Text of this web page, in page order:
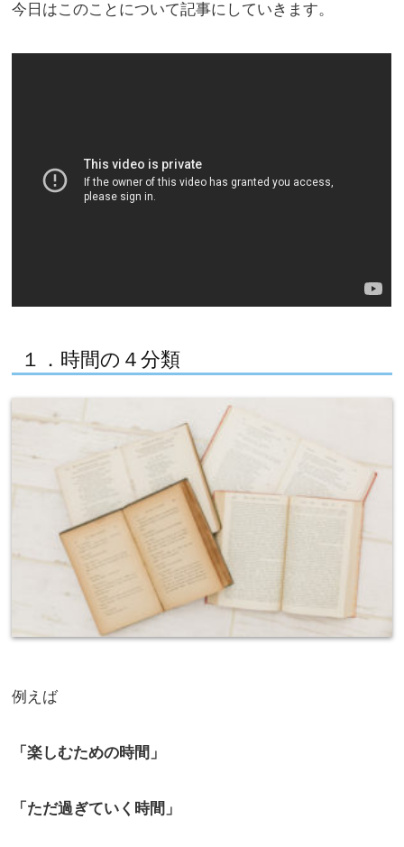
今日はこのことについて記事にしていきます。
１．時間の４分類
例えば
「楽しむための時間」
「ただ過ぎていく時間」